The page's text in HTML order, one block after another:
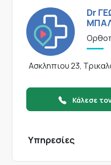
Dr
Ασκληπιου 23,
Κάλεσε
Υπηρεσίες